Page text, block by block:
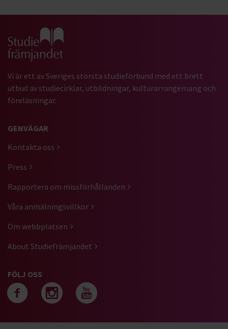
Gå till studiefrämjandets startsida
Vi är ett av Sveriges största studieförbund med ett brett
utbud av studiecirklar, utbildningar, kulturarrangemang och
föreläsningar.
GENVÄGAR
Kontakta oss
Press
Rapportera om missförhållanden
Våra anmälningsvillkor
Om webbplatsen
About Studiefrämjandet
FÖLJ OSS
Följ oss på facebook
Följ oss på
Följ oss på